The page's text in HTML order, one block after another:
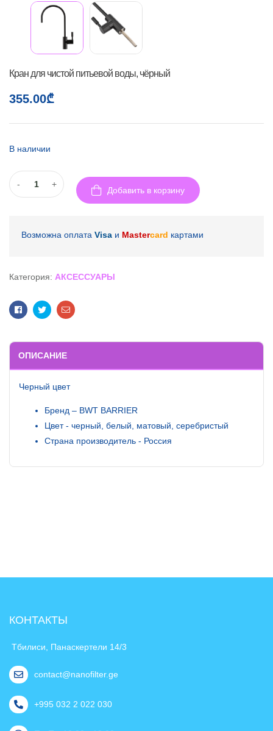
Кран для чистой питьевой воды, чёрный
355.00₾
В наличии
- +
Добавить в корзину
Возможна оплата Visa и Mastercard картами
Категория: АКСЕССУАРЫ
FacebookTwitterEmail
ОПИСАНИЕ
Черный цвет
Бренд – BWT BARRIER
Цвет - черный, белый, матовый, серебристый
Страна производитель - Россия
КОНТАКТЫ
Тбилиси, Панаскертели 14/3
contact@nanofilter.ge
+995 032 2 022 030